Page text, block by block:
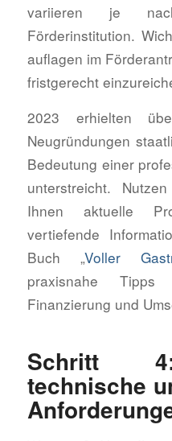
variieren je
Förderinstitution.
auflagen im
fristgerecht
2023 erhielten
Neugründungen
Bedeutung einer
unterstreicht.
Ihnen aktuelle
vertiefende
Buch „Voller
praxisnahe
Finanzierung und
Schritt
technische